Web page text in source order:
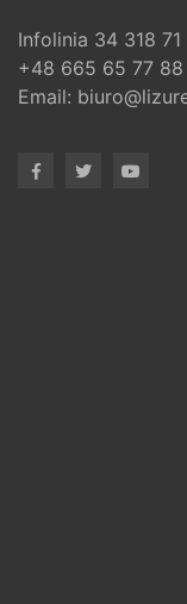
Infolinia 34 318 71
+48 665 65 77 88
Email: